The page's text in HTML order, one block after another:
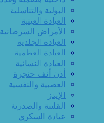
البولية والتناسلية
العيادة العينية
الأمراض السرطانية
العيادة الجلدية
العيادة العظمية
العيادة النسائية
أذن أنف حنجرة
العصبية والنفسية
الإيدز
القلبية والصدرية
عيادة السكري